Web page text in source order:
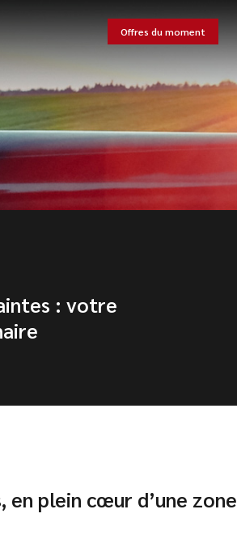
Offres du moment
: votre
en plein cœur d’une zone